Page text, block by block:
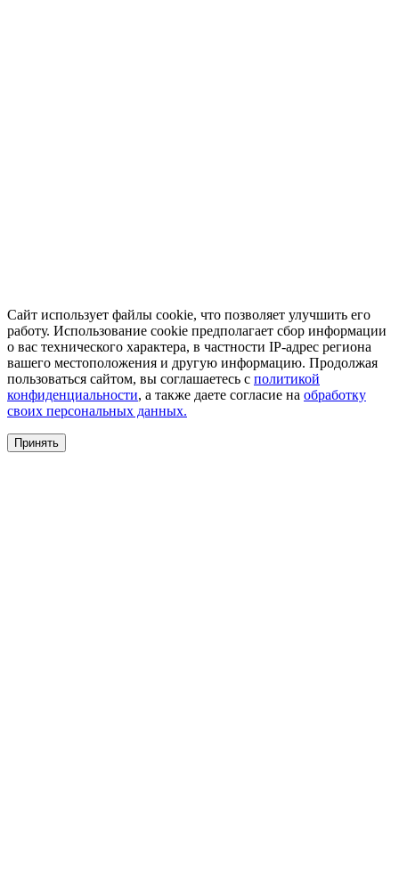
Сайт использует файлы cookie, что позволяет улучшить его
работу. Использование cookie предполагает сбор информации
о вас технического характера, в частности IP-адрес региона
вашего местоположения и другую информацию. Продолжая
пользоваться сайтом, вы соглашаетесь с политикой
конфиденциальности, а также даете согласие на обработку
своих персональных данных.
Принять